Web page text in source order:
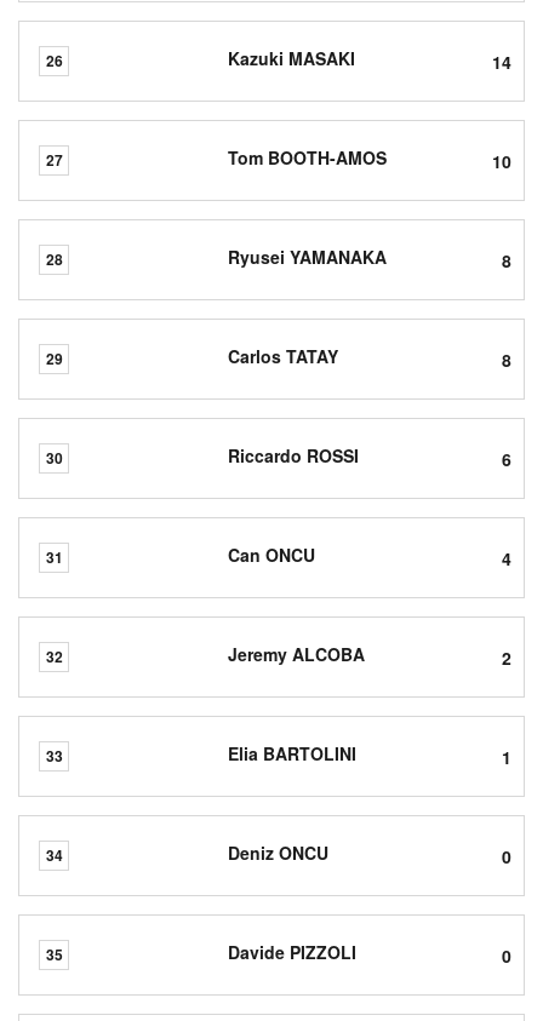
26 Kazuki MASAKI 14
27 Tom BOOTH-AMOS 10
28 Ryusei YAMANAKA 8
29 Carlos TATAY 8
30 Riccardo ROSSI 6
31 Can ONCU 4
32 Jeremy ALCOBA 2
33 Elia BARTOLINI 1
34 Deniz ONCU 0
35 Davide PIZZOLI 0